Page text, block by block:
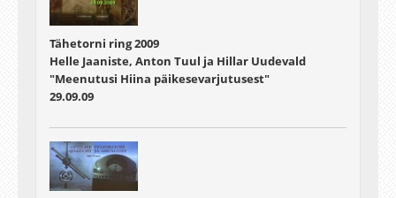
Tähetorni ring 2009
Helle Jaaniste, Anton Tuul ja Hillar Uudevald
"Meenutusi Hiina päikesevarjutusest"
29.09.09